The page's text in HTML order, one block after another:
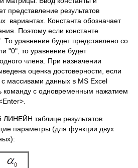
представление результатов
вариантах. Константа обозначает
Поэтому если константе
То уравнение будет представлено со
"0", то уравнение будет
члена. При назначении
оценка достоверности, если
массивами данных в MS Excel
команду с одновременным нажатием
таблице результатов
параметры (для функции двух